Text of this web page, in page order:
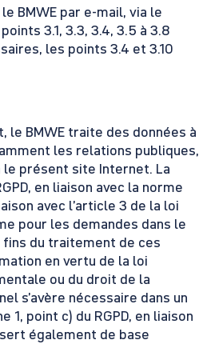
BMWE par e-mail, via le
3.1, 3.3, 3.4, 3.5 à 3.8
les points 3.4 et 3.10
BMWE traite des données à
les relations publiques,
présent site Internet. La
en liaison avec la norme
avec l’article 3 de la loi
pour les demandes dans le
du traitement de ces
en vertu de la loi
ou du droit de la
s’avère nécessaire dans un
point c) du RGPD, en liaison
également de base